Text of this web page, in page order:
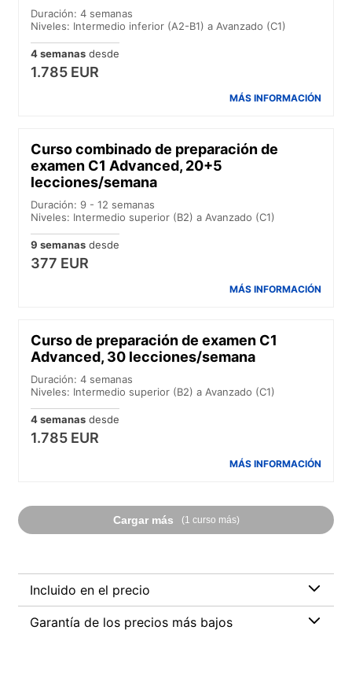
Duración: 4 semanas
Niveles: Intermedio inferior (A2-B1) a Avanzado (C1)
4 semanas desde
1.785 EUR
MÁS INFORMACIÓN
Curso combinado de preparación de
examen C1 Advanced, 20+5
lecciones/semana
Duración: 9 - 12 semanas
Niveles: Intermedio superior (B2) a Avanzado (C1)
9 semanas desde
377 EUR
MÁS INFORMACIÓN
Curso de preparación de examen C1
Advanced, 30 lecciones/semana
Duración: 4 semanas
Niveles: Intermedio superior (B2) a Avanzado (C1)
4 semanas desde
1.785 EUR
MÁS INFORMACIÓN
Cargar más (1 curso más)
Incluido en el precio
Garantía de los precios más bajos